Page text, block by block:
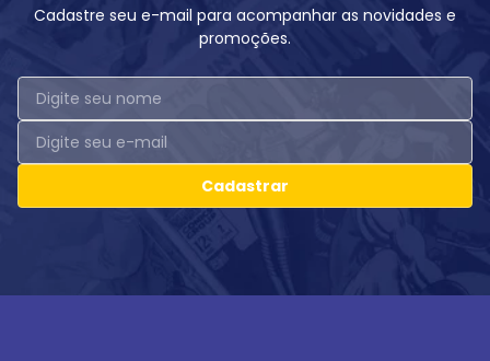
Cadastre seu e-mail para acompanhar as novidades e
promoções.
Cadastrar